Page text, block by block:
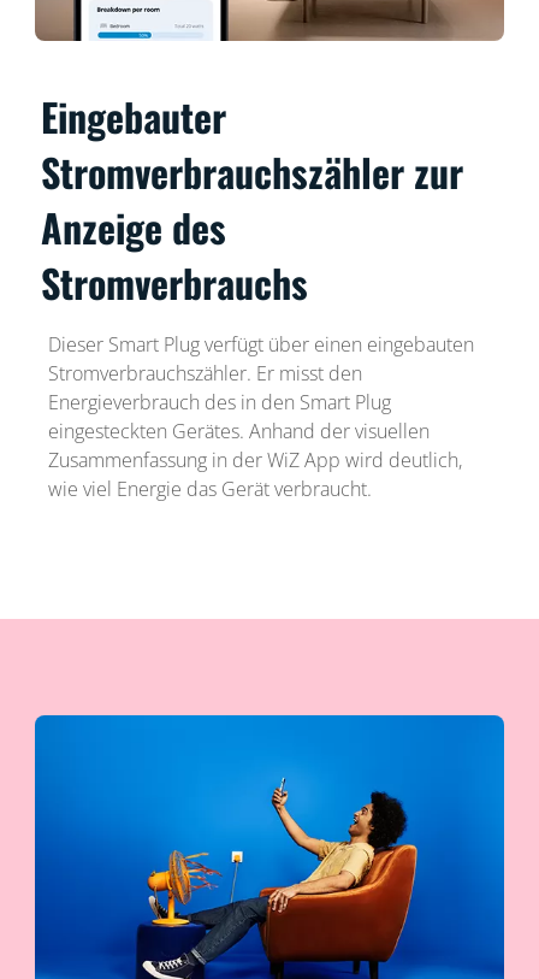
Eingebauter
Stromverbrauchszähler zur
Anzeige des
Stromverbrauchs
Dieser Smart Plug verfügt über einen eingebauten
Stromverbrauchszähler. Er misst den
Energieverbrauch des in den Smart Plug
eingesteckten Gerätes. Anhand der visuellen
Zusammenfassung in der WiZ App wird deutlich,
wie viel Energie das Gerät verbraucht.